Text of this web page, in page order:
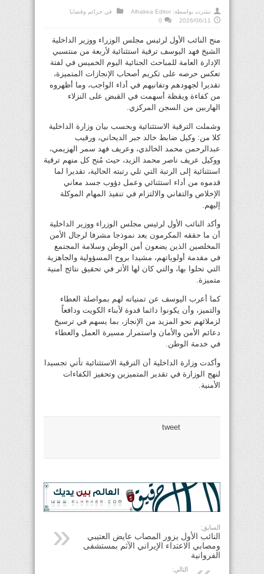
نشرت بواسطة: Alhakea Editor في جرائم وقضايا
2026/06/11
0
منح النائب الأول لرئيس مجلس الوزراء ووزير الداخلية
الشيخ فهد اليوسف ترقية استثنائية لأربعة من منتسبي
الإدارة العامة للمباحث الجنائية اليوم الخميس في لفتة
تعكس حرصه على تكريم أصحاب الإنجازات المتميزة،
تقديرا لجهودهم وتفانيهم في أداء الواجب، وما أظهروه
من كفاءة ويقظة أسهمت في القبض على النزلاء
الهاربين من السجن المركزي.
وشملت الترقية الاستثنائية وبحسب بيان وزارة الداخلية
كلا من: وكيل ضابط خالد جبر الديحاني، ورقيب
عبدالرحمن محمد الخالدي، وعريف فهد سمر الهزيمي،
ووكيل عريف ناصر محمد الزيد، حيث مُنح كل منهم ترقية
استثنائية إلى الرتبة التي تلي رتبته الحالية، تقديرا لما
قدموه من أداء استثنائي وعمل دؤوب جسد معاني
الإخلاص والتفاني والالتزام في تنفيذ المهام الموكلة
إليهم.
وأكد النائب الأول لرئيس مجلس الوزراء ووزير الداخلية
أن ما حققه المكرمون يعد نموذجا مشرفا لرجال الأمن
المخلصين الذين يضعون أمن الوطن وسلامة المجتمع
في مقدمة أولوياتهم، مشيدا بروح المسؤولية والجاهزية
التي تحلوا بها، والتي كان لها الأثر في تحقيق نتائج أمنية
متميزة.
كما أعرب اليوسف عن تمنياته لهم بمواصلة العطاء
والتميز، وأن يكونوا دائما قدوة لأبناء الكويت ودافعاً
لزملائهم نحو المزيد من الإنجاز، بما يسهم في ترسيخ
دعائم الأمن والأمان واستمرار مسيرة العمل والعطاء
في خدمة الوطن.
وأكدت وزارة الداخلية أن الترقية الاستثنائية تأتي تجسيدا
لنهج الوزارة في تقدير المتميزين وتحفيز الكفاءات
الأمنية.
tweet
السابق:
النائب الأول يزور المصاب عايض العتيبي
ومصابي الاعتداء الإيراني الآثم بمستشفى
الفروانية
التالي: